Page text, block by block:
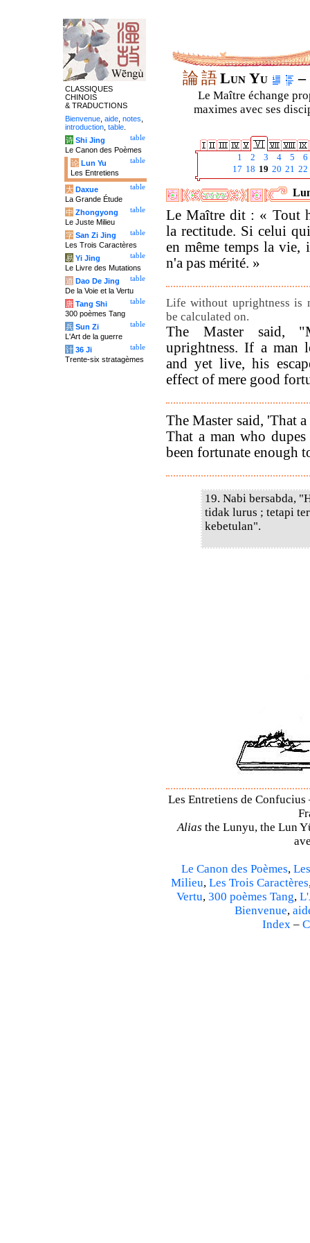
論語Lun Yu –
Le Maître échange
maximes avec ses
1 2 3 4 5
6
17 18 19 20 21 22
Le Maître dit : « Tout
la rectitude. Si celui
en même temps la
n'a pas mérité. »
Life without uprightness is
be calculated on.
The Master said,
uprightness. If a man
and yet live, his
effect of mere good
The Master said, 'That
That a man who dupes
been fortunate enough
19. Nabi bersabda,
tidak lurus ; tetapi
kebetulan".
Les Entretiens de
Alias the Lunyu, the Lun
Le Canon des Poèmes,
Milieu, Les Trois Caractères
Vertu, 300 poèmes Tang,
Bienvenue,
Index –
CLASSIQUES
CHINOIS
& TRADUCTIONS
Bienvenue aide notes
introduction table
table
诗 Shi Jing
Le Canon des Poèmes
table
论 Lun Yu
Les Entretiens
table
大 Daxue
La Grande Étude
table
中 Zhongyong
Le Juste Milieu
table
字 San Zi Jing
Les Trois Caractères
table
易 Yi Jing
Le Livre des Mutations
table
道 Dao De Jing
De la Voie et la Vertu
table
唐 Tang Shi
300 poèmes Tang
table
兵 Sun Zi
L'Art de la guerre
table
计 36 Ji
Trente-six stratagèmes